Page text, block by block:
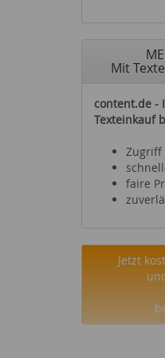
Mit
content.de -
Texteinkauf
Zugriff
faire
Jetzt